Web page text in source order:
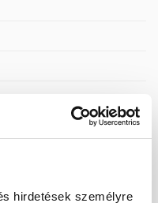
hirdetések személyre